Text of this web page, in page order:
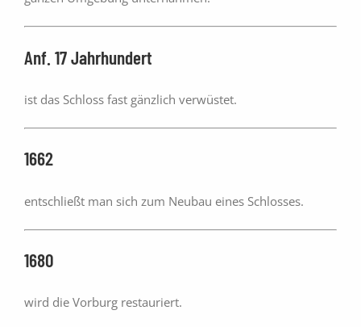
Anf. 17 Jahrhundert
ist das Schloss fast gänzlich verwüstet.
1662
entschließt man sich zum Neubau eines Schlosses.
1680
wird die Vorburg restauriert.